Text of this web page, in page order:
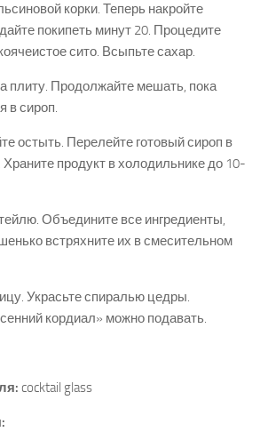
корки. Теперь накройте
покипеть минут 20. Процедите
сито. Всыпьте сахар.
плиту. Продолжайте мешать, пока
в сироп.
остыть. Перелейте готовый сироп в
Храните продукт в холодильнике до 10-
Объедините все ингредиенты,
встряхните их в смесительном
Украсьте спиралью цедры.
кордиал» можно подавать.
cocktail glass